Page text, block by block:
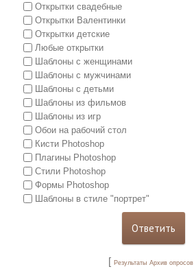
Открытки свадебные
Открытки Валентинки
Открытки детские
Любые открытки
Шаблоны с женщинами
Шаблоны с мужчинами
Шаблоны с детьми
Шаблоны из фильмов
Шаблоны из игр
Обои на рабочий стол
Кисти Photoshop
Плагины Photoshop
Стили Photoshop
Формы Photoshop
Шаблоны в стиле "портрет"
[ Результаты Архив опросов